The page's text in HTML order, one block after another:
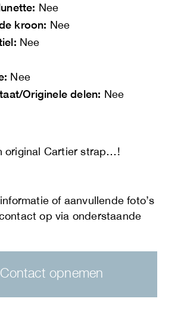
Nee
kroon: Nee
Nee
Nee
Originele delen: Nee
original Cartier strap…!
Contact opnemen